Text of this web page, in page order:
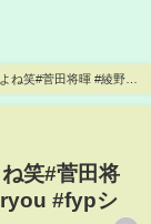
ね笑#菅田将暉 #綾野剛
笑#菅田将
#fypシ